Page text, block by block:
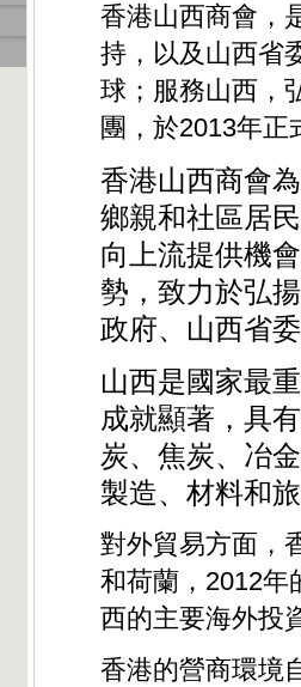
香港山西商會，
持，以及山西省
球；服務山西，
團，於2013年正
香港山西商會
鄉親和社區居
向上流提供機
勢，致力於弘
政府、山西省
山西是國家最
成就顯著，具
炭、焦炭、冶
製造、材料和
對外貿易方面，
和荷蘭，2012年
西的主要海外投
香港的營商環境